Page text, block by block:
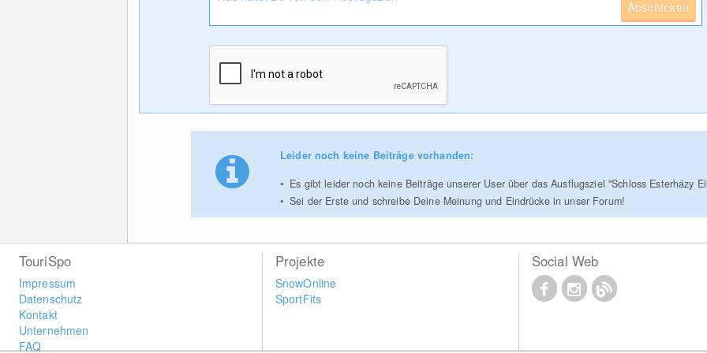
Abschicken
Leider noch keine Beiträge vorhanden:
Es gibt leider noch keine Beiträge unserer User über das Ausflugsziel "Schloss Esterházy
Sei der Erste und schreibe Deine Meinung und Eindrücke in unser Forum!
TouriSpo
Impressum
Datenschutz
Kontakt
Unternehmen
FAQ
Projekte
SnowOnline
SportFits
Social Web